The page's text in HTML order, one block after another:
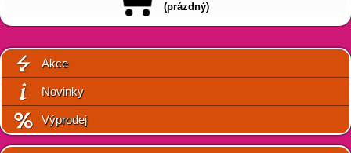
(prázdný)
Akce
Novinky
Výprodej